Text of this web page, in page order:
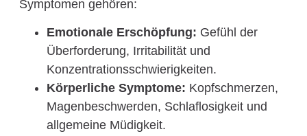
Symptomen gehören:
Emotionale Erschöpfung: Gefühl der
Überforderung, Irritabilität und
Konzentrationsschwierigkeiten.
Körperliche Symptome: Kopfschmerzen,
Magenbeschwerden, Schlaflosigkeit und
allgemeine Müdigkeit.